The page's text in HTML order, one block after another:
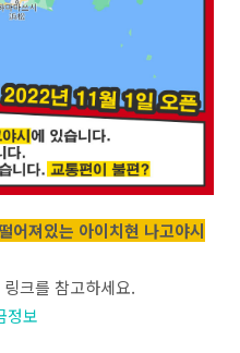
져있는 아이치현 나고야시
크를 참고하세요.
정보